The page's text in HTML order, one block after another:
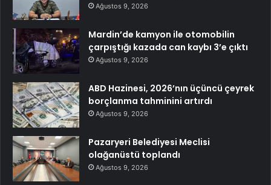
Ağustos 9, 2026
Mardin’de kamyon ile otomobilin
çarpıştığı kazada can kaybı 3’e çıktı
Ağustos 9, 2026
ABD Hazinesi, 2026’nın üçüncü çeyrek
borçlanma tahminini artırdı
Ağustos 9, 2026
Pazaryeri Belediyesi Meclisi
olağanüstü toplandı
Ağustos 9, 2026